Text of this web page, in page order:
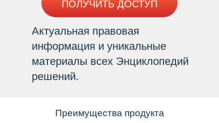
ПОЛУЧИТЬ ДОСТУП
Актуальная правовая
информация и уникальные
материалы всех Энциклопедий
решений.
Преимущества продукта